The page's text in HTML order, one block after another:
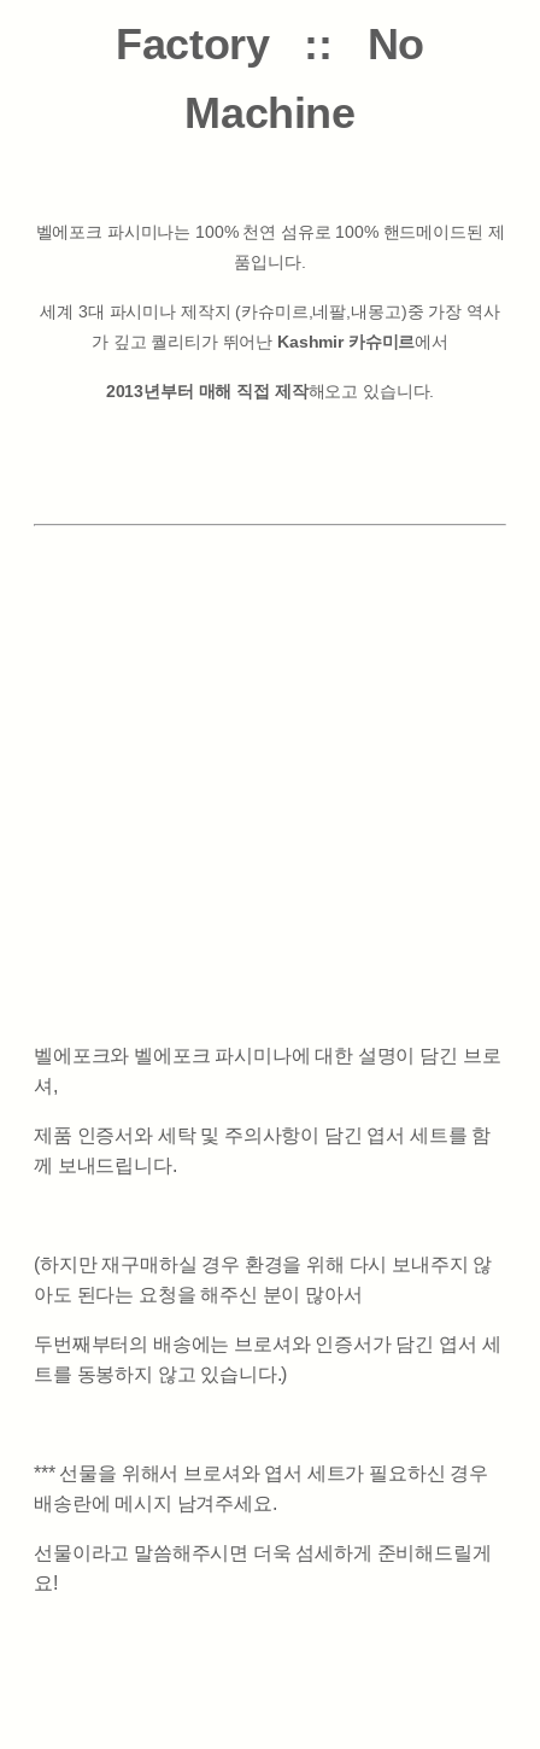
Factory :: No
Machine
벨에포크 파시미나는 100% 천연 섬유로 100% 핸드메이드된 제
품입니다.
세계 3대 파시미나 제작지 (카슈미르,네팔,내몽고)중 가장 역사
가 깊고 퀄리티가 뛰어난 Kashmir 카슈미르에서
2013년부터 매해 직접 제작해오고 있습니다.
벨에포크와 벨에포크 파시미나에 대한 설명이 담긴 브로
셔,
제품 인증서와 세탁 및 주의사항이 담긴 엽서 세트를 함
께 보내드립니다.
(하지만 재구매하실 경우 환경을 위해 다시 보내주지 않
아도 된다는 요청을 해주신 분이 많아서
두번째부터의 배송에는 브로셔와 인증서가 담긴 엽서 세
트를 동봉하지 않고 있습니다.)
*** 선물을 위해서 브로셔와 엽서 세트가 필요하신 경우
배송란에 메시지 남겨주세요.
선물이라고 말씀해주시면 더욱 섬세하게 준비해드릴게
요!